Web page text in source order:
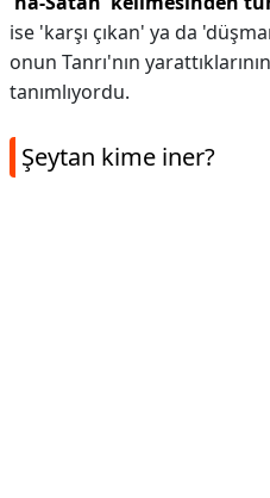
ise 'karşı çıkan' ya da
onun Tanrı'nın
tanımlıyordu.
Şeytan kime iner?